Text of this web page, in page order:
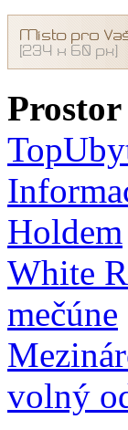
Holdem
White
mečúne
volný